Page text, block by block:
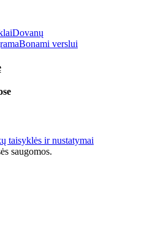
Dovanų
Bonami verslui
taisyklės ir nustatymai
saugomos.